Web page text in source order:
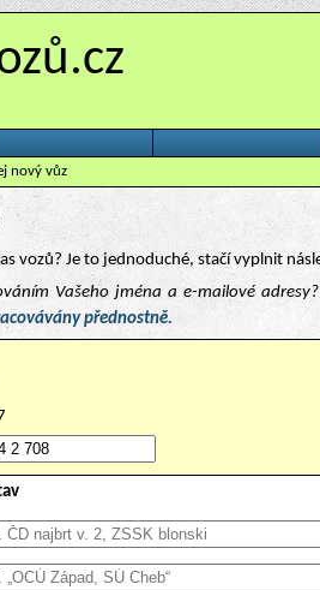
nový vůz
vozů? Je to jednoduché, stačí vyplnit
Vašeho jména a e-mailové
přednostně.